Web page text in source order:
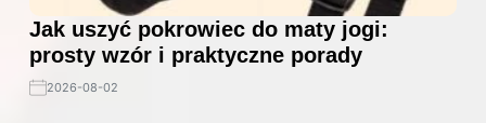
Jak uszyć pokrowiec do maty jogi:
prosty wzór i praktyczne porady
2026-08-02